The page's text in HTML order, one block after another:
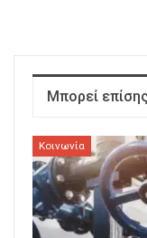
Μπορεί
Κοινωνία